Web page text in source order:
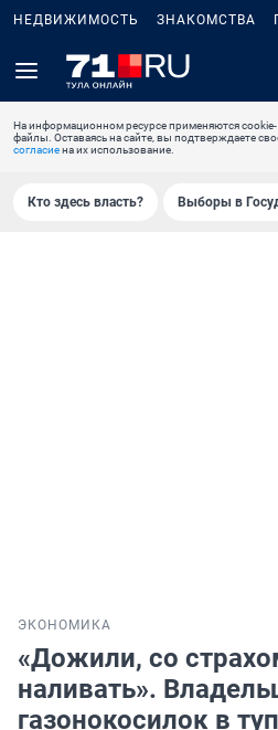
НЕДВИЖИМОСТЬ ЗНАКОМСТВА
На информационном ресурсе применяются cookie-
файлы. Оставаясь на сайте, вы подтверждаете
согласиена их использование.
Кто здесь власть? Выборы в
ЭКОНОМИКА
«Дожили, со
наливать».
газонокосилок в